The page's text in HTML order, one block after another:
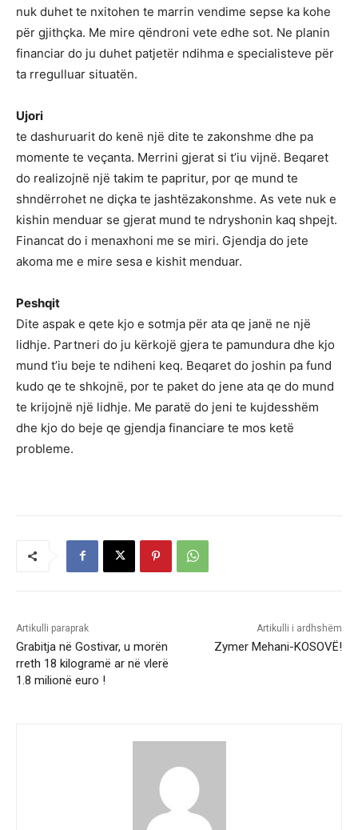
nuk duhet te nxitohen te marrin vendime sepse ka kohe
për gjithçka. Me mire qëndroni vete edhe sot. Ne planin
financiar do ju duhet patjetër ndihma e specialisteve për
ta rregulluar situatën.
Ujori
te dashuruarit do kenë një dite te zakonshme dhe pa
momente te veçanta. Merrini gjerat si t’iu vijnë. Beqaret
do realizojnë një takim te papritur, por qe mund te
shndërrohet ne diçka te jashtëzakonshme. As vete nuk e
kishin menduar se gjerat mund te ndryshonin kaq shpejt.
Financat do i menaxhoni me se miri. Gjendja do jete
akoma me e mire sesa e kishit menduar.
Peshqit
Dite aspak e qete kjo e sotmja për ata qe janë ne një
lidhje. Partneri do ju kërkojë gjera te pamundura dhe kjo
mund t’iu beje te ndiheni keq. Beqaret do joshin pa fund
kudo qe te shkojnë, por te paket do jene ata qe do mund
te krijojnë një lidhje. Me paratë do jeni te kujdesshëm
dhe kjo do beje qe gjendja financiare te mos ketë
probleme.
Artikulli paraprak
Grabitja në Gostivar, u morën
rreth 18 kilogramë ar në vlerë
1.8 milionë euro !
Artikulli i ardhshëm
Zymer Mehani-KOSOVË!